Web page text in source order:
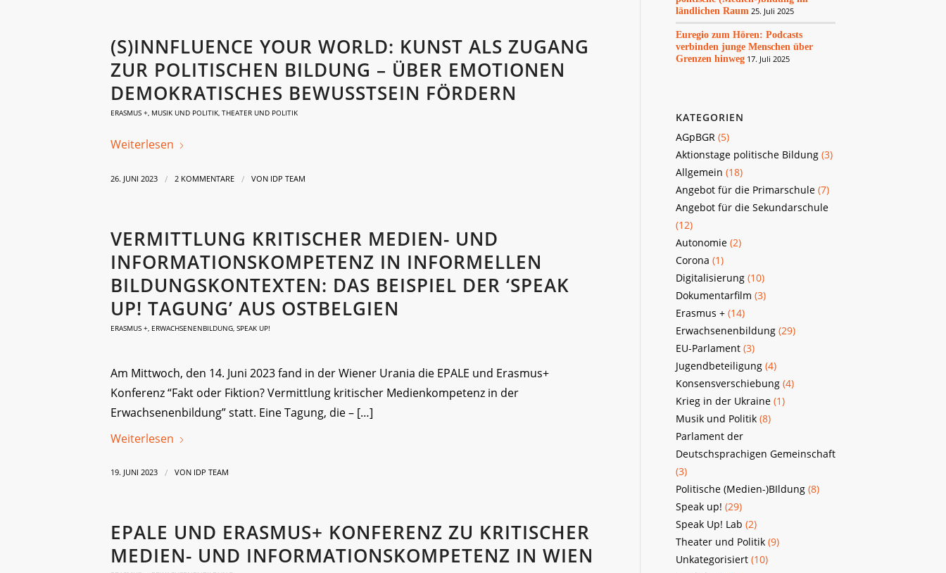
(S)INNFLUENCE YOUR WORLD: KUNST ALS ZUGANG
ZUR POLITISCHEN BILDUNG – ÜBER EMOTIONEN
DEMOKRATISCHES BEWUSSTSEIN FÖRDERN
ERASMUS +, MUSIK UND POLITIK, THEATER UND POLITIK
Weiterlesen
26. JUNI 2023 / 2 KOMMENTARE / VON IDP TEAM
VERMITTLUNG KRITISCHER MEDIEN- UND
INFORMATIONSKOMPETENZ IN INFORMELLEN
BILDUNGSKONTEXTEN: DAS BEISPIEL DER ‘SPEAK
UP! TAGUNG’ AUS OSTBELGIEN
ERASMUS +, ERWACHSENENBILDUNG, SPEAK UP!
Am Mittwoch, den 14. Juni 2023 fand in der Wiener Urania die EPALE und Erasmus+
Konferenz “Fakt oder Fiktion? Vermittlung kritischer Medienkompetenz in der
Erwachsenenbildung” statt. Eine Tagung, die – […]
Weiterlesen
19. JUNI 2023 / VON IDP TEAM
EPALE UND ERASMUS+ KONFERENZ ZU KRITISCHER
MEDIEN- UND INFORMATIONSKOMPETENZ IN WIEN
ländlichen Raum 25. Juli 2025
Euregio zum Hören: Podcasts
verbinden junge Menschen über
Grenzen hinweg 17. Juli 2025
KATEGORIEN
AGpBGR(5)
Aktionstage politische Bildung(3)
Allgemein (18)
Angebot für die Primarschule(7)
Angebot für die Sekundarschule
(12)
Autonomie(2)
Corona (1)
Digitalisierung(10)
Dokumentarfilm (3)
Erasmus +(14)
Erwachsenenbildung(29)
EU-Parlament(3)
Jugendbeteiligung(4)
Konsensverschiebung(4)
Krieg in der Ukraine(1)
Musik und Politik(8)
Parlament der
Deutschsprachigen Gemeinschaft
(3)
Politische (Medien-)BIldung(8)
Speak up! (29)
Speak Up! Lab (2)
Theater und Politik(9)
Unkategorisiert(10)